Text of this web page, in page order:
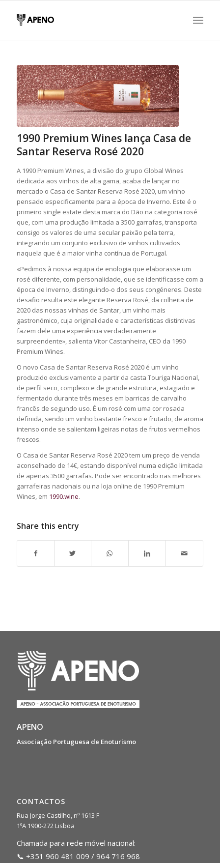
1990 Premium Wines lança Casa de
Santar Reserva Rosé 2020
A 1990 Premium Wines, a divisão do grupo Global Wines
dedicada aos vinhos de alta gama, acaba de lançar no
mercado o Casa de Santar Reserva Rosé 2020, um vinho
pensado especificamente para a época de Inverno. Este é o
primeiro single estate desta marca do Dão na categoria rosé
que, com uma produção limitada a 3500 garrafas, transporta
consigo os valores de uma secular paixão pela terra,
integrando um conjunto exclusivo de vinhos cultivados
naquela que é a maior vinha contínua de Portugal.
«Pedimos à nossa equipa de enologia que elaborasse um
rosé diferente, com personalidade, que se identificasse com a
época de Inverno, distinguindo-o dos seus congéneres. Deste
desafio resulta este elegante Reserva Rosé, da colheita de
2020 das nossas vinhas de Santar, um vinho mais
gastronómico, cuja originalidade e características distintivas
fazem dele uma experiência verdadeiramente
surpreendente», salienta Vitor Castanheira, CEO da 1990
Premium Wines.
O novo Casa de Santar Reserva Rosé 2020 é um vinho
produzido exclusivamente a partir da casta Touriga Nacional,
de perfil seco, complexo e de grande estrutura, estagiado e
fermentado durante três meses em barricas de carvalho
francês de segundo uso. É um rosé com uma cor rosada
definida, sendo um vinho bastante fresco e frutado, de aroma
intenso onde se salientam ligeiras notas de frutos vermelhos
frescos.
O Casa de Santar Reserva Rosé 2020 tem um preço de venda
aconselhado de 14€, estando disponível numa edição limitada
de apenas 3500 garrafas. Pode ser encontrado nas melhores
garrafeiras nacionais ou na loja online de 1990 Premium
Wines, em 1990.wine.
Share this entry
APENO
Associação Portuguesa de Enoturismo
CONTACTOS
Rua Jorge Castilho, nº 1613 F
1ºA 1900-272 Lisboa
Chamada para rede móvel nacional:
📞 +351 960 481 009 / 964 716 968